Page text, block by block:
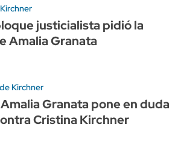
justicialista pidió la
Amalia Granata
Kirchner
Granata pone en duda
Cristina Kirchner